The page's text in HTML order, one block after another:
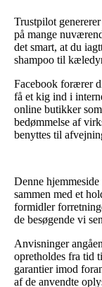
Trustpilot
på mange
det smart, at du
shampoo til
Facebook forærer
få et kig ind i
online butikker
bedømmelse af
benyttes til
Denne
sammen med et
formidler
de besøgende vi
Anvisninger
opretholdes fra tid
garantier imod
af de anvendte